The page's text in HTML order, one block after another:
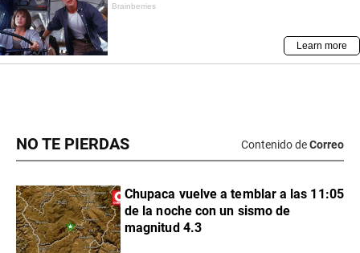
NO TE PIERDAS Contenido deCorreo
Chupaca vuelve a temblar a las 11:05
de la noche con un sismo de
magnitud 4.3